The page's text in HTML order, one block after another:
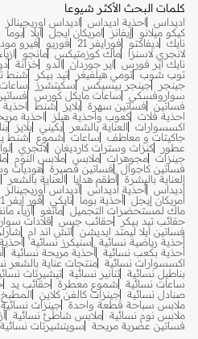
كلمات البحث الأكثر شيوعا
اديداس احذية اديداس اديداس اوريجينالز
كيكو ميلانو
إيفانز امريكان ايجل ايلا بوما
نايك ديفاكتو فورايفر 21 فوريو فيرو
لانجري لاسنزا
ماك كوزمتيكس مانجو
نايك اير فورس
اير جوردان الدو خزانة
توب شوب تومي هيلفيغر تيد بيكر شنط
جينجر
جينجر بيسيكس سكيتشرز
سواروفسكي
ساعات مايكل كورس
فساتين
فساتين سهرة بلايز شنط
احذية فلات كعوب واحذية هيلز احذية
اكسسوارات
العناية بالشعر بكيني بلايز
جاكيتات و معاطف
ساعات شموع شنط
عطور
كنزات وسترات كارديغان لانجري
جينزات مجوهرات ملابس ملابس النوم
فساتين كاجوال
فساتين قصيرة هوديات
العناية بالبشرة أطقم هدايا العناية بالشعر
أديداس أحذية أديداس أديداس أوريجينالز
أمريكان إيجل أحذية بوما نايكي فور إيفر 21
ماك لمستحضرات التجميل مانغو أزياء
حقائب تيد بيكر
حقائب جيس
قلادات
فساتين ايلا ليمتد ايديشن
اتش اند ام
أحذية رياضية نسائية
سنيكرز نسائية
أحذية بكعب نسائية أحذية مريحة نسائية
اكسسوارات نسائية منتجات عناية بالشعر
بناطيل نسائية تنانير نسائية تيشيرتات
ساعات نسائية
شموع معطرة حقائب يد
صنادل نسائية جينزات كالفن كلاين المطبخ
ملابس سباحة قطعة واحدة جينزات نسائية
ملابس نوم نسائية ملابس شاطئ نسائية
فساتين عصرية مريحة
سويتشيرتات نسائية